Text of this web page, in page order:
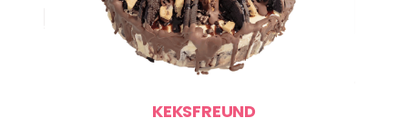
KEKSFREUND